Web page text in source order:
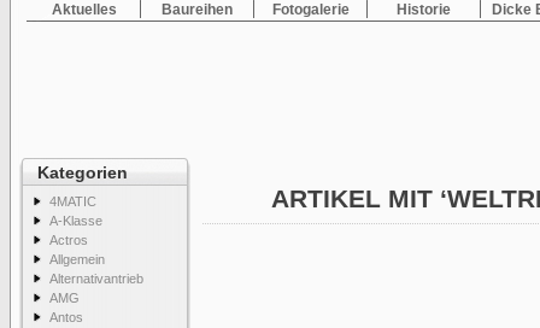
Aktuelles Baureihen Fotogalerie Historie Dicke
Kategorien
4MATIC
A-Klasse
Actros
Allgemein
Alternativantrieb
AMG
Antos
ARTIKEL MIT